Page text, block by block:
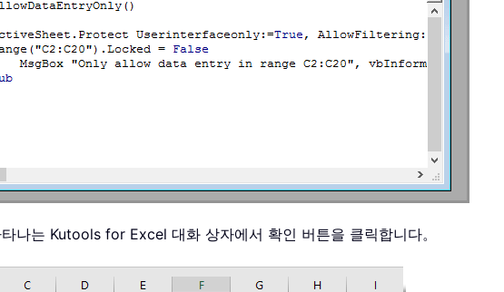
나는 Kutools for Excel 대화 상자에서 확인 버튼을 클릭합니다。